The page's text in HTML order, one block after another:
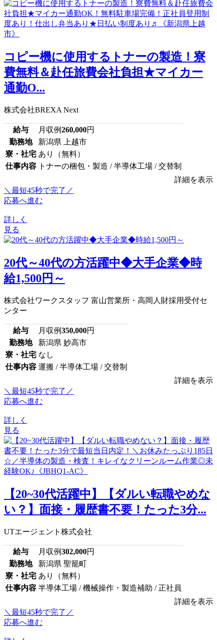
コピー機に使用するトナーの製造！寮
費無料＆赴任旅費会社負担★マイカー
通勤O...
株式会社BREXA Next
給与 月収例260,000円
勤務地
新潟県 上越市
寮・社宅 あり（無料）
仕事内容 トナーの梱包・製造 / 半導体工場 / 交替制
詳細を表示
＼最短45秒で完了／
応募へ進む
詳しく
見る
20代～40代の方活躍中◆大手企業◆時
給1,500円～
株式会社ワークスタッフ 富山営業所・高岡人財採用受付セ
ンター
給与 月収例350,000円
勤務地
新潟県 妙高市
寮・社宅 なし
仕事内容 運搬 / 半導体工場 / 交替制
詳細を表示
＼最短45秒で完了／
応募へ進む
詳しく
見る
【20~30代活躍中】【ダルい転職やめな
い？】面接・履歴書不要！たった3分...
UTエージェント株式会社
給与 月収例302,000円
勤務地
新潟県 聖籠町
寮・社宅 あり（無料）
仕事内容 半導体工場 / 機械操作・製造補助 / 正社員
詳細を表示
＼最短45秒で完了／
応募へ進む